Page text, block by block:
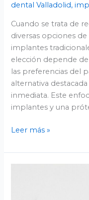
dental Valladolid,
Cuando se trata de
diversas opciones
implantes
elección depende
las preferencias del
alternativa
inmediata. Este
implantes y una
Leer más »